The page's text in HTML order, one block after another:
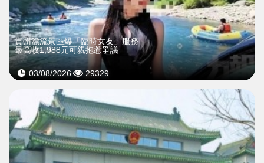
貴州漂流景區爆「臨時女友」服務
最高收1,988元可親抱惹爭議
03/08/2026 29329